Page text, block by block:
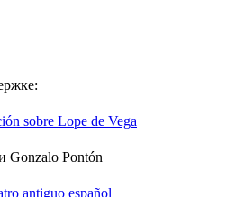
sobre Lope de Vega
Gonzalo Pontón
antiguo español